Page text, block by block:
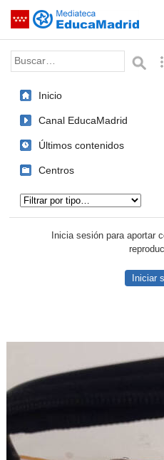
Saltar navegación
Palabra o frase:
Inicio
Canal EducaMadrid
Últimos contenidos
Centros
Inicia sesión para aportar
Iniciar